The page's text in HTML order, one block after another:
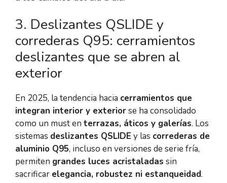
3️. Deslizantes QSLIDE y
correderas Q95: cerramientos
deslizantes que se abren al
exterior
En 2025, la tendencia hacia cerramientos que
integran interior y exteriorse ha consolidado
como un must en terrazas, áticos y galerías. Los
sistemas deslizantes QSLIDE y las correderas de
aluminio Q95, incluso en versiones de serie fría,
permiten grandes luces acristaladas sin
sacrificar elegancia, robustez ni estanqueidad.